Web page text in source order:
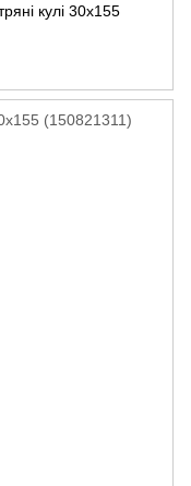
кулі 30х155